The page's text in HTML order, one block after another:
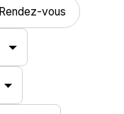
Rendez-vous